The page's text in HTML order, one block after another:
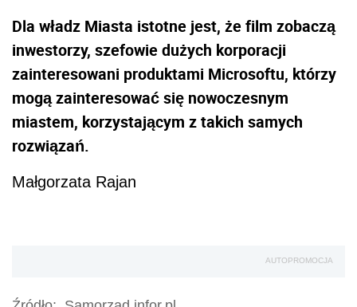
Dla władz Miasta istotne jest, że film zobaczą
inwestorzy, szefowie dużych korporacji
zainteresowani produktami Microsoftu, którzy
mogą zainteresować się nowoczesnym
miastem, korzystającym z takich samych
rozwiązań.
Małgorzata Rajan
AUTOPROMOCJA